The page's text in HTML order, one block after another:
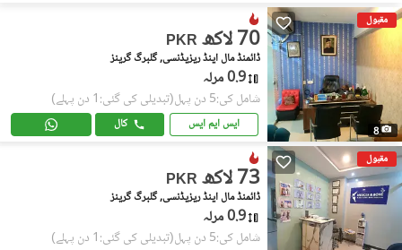
مقبول
8
PKR 70 لاکھ
ڈائمنڈ مال اینڈ ریزیڈنسی, گلبرگ گرینز
0.9 مرلہ
شامل کی:5 دن پہل (تبدیلی کی گئی:1 دن پہلے)
ایس ایم ایس کال
مقبول
PKR 73 لاکھ
ڈائمنڈ مال اینڈ ریزیڈنسی, گلبرگ گرینز
0.9 مرلہ
شامل کی:5 دن پہل (تبدیلی کی گئی:1 دن پہلے)